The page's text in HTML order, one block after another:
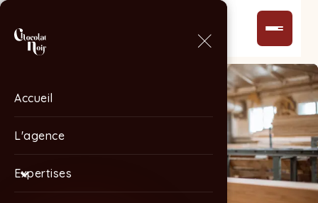
Accueil
L'agence
Expertises
Accueil
L'agence
Expertises